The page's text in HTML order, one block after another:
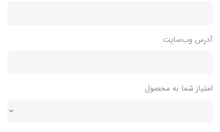
آدرس وب‌سایت
امتیاز شما به محصول